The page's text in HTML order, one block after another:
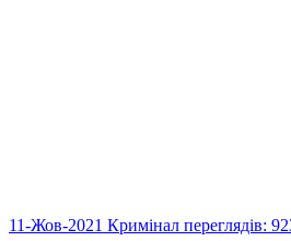
11-Жов-2021 Кримінал переглядів: